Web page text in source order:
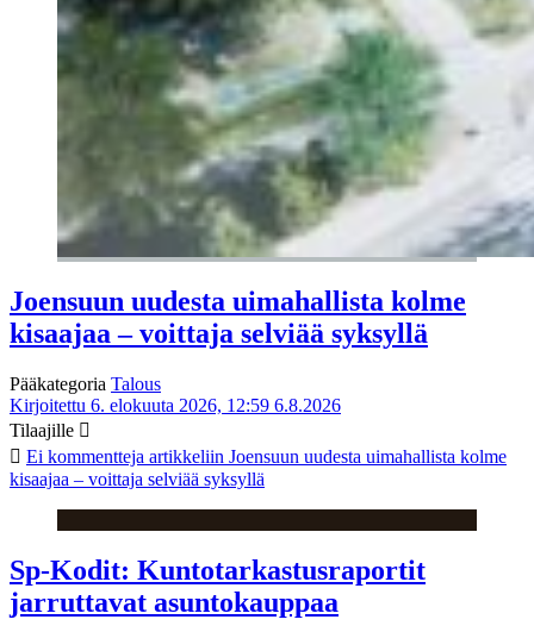
Joensuun uudesta uimahallista kolme
kisaajaa – voittaja selviää syksyllä
Pääkategoria Talous
Kirjoitettu 6. elokuuta 2026, 12:59 6.8.2026
Tilaajille
Ei kommentteja artikkeliin Joensuun uudesta uimahallista kolme
kisaajaa – voittaja selviää syksyllä
Sp-Kodit: Kuntotarkastusraportit
jarruttavat asuntokauppaa